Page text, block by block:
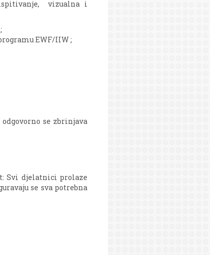
vizualna i
EWF/IIW ;
se zbrinjava
Svi djelatnici prolaze
se sva potrebna